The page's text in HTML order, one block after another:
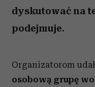
dyskutować na
podejmuje.
Organizatorom
osobową grupę